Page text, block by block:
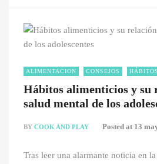
ALIMENTACION CONSEJOS
Hábitos alimenticios y su
salud mental de los
BY COOK AND PLAY Posted at 13
Tras leer una alarmante noticia en